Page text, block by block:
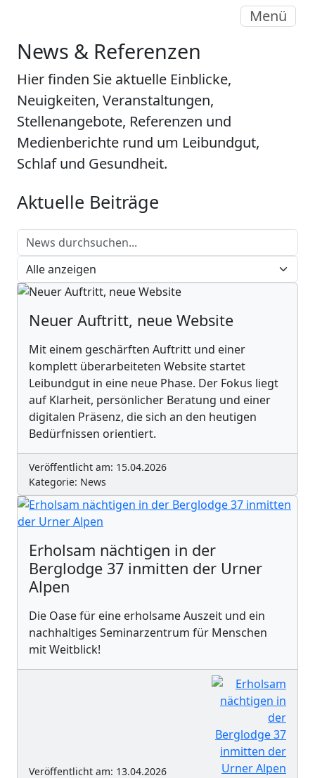
Menü
News & Referenzen
Hier finden Sie aktuelle Einblicke,
Neuigkeiten, Veranstaltungen,
Stellenangebote, Referenzen und
Medienberichte rund um Leibundgut,
Schlaf und Gesundheit.
Aktuelle Beiträge
Neuer Auftritt, neue Website
Mit einem geschärften Auftritt und einer
komplett überarbeiteten Website startet
Leibundgut in eine neue Phase. Der Fokus liegt
auf Klarheit, persönlicher Beratung und einer
digitalen Präsenz, die sich an den heutigen
Bedürfnissen orientiert.
Veröffentlicht am: 15.04.2026
Kategorie: News
Erholsam nächtigen in der
Berglodge 37 inmitten der Urner
Alpen
Die Oase für eine erholsame Auszeit und ein
nachhaltiges Seminarzentrum für Menschen
mit Weitblick!
Veröffentlicht am: 13.04.2026